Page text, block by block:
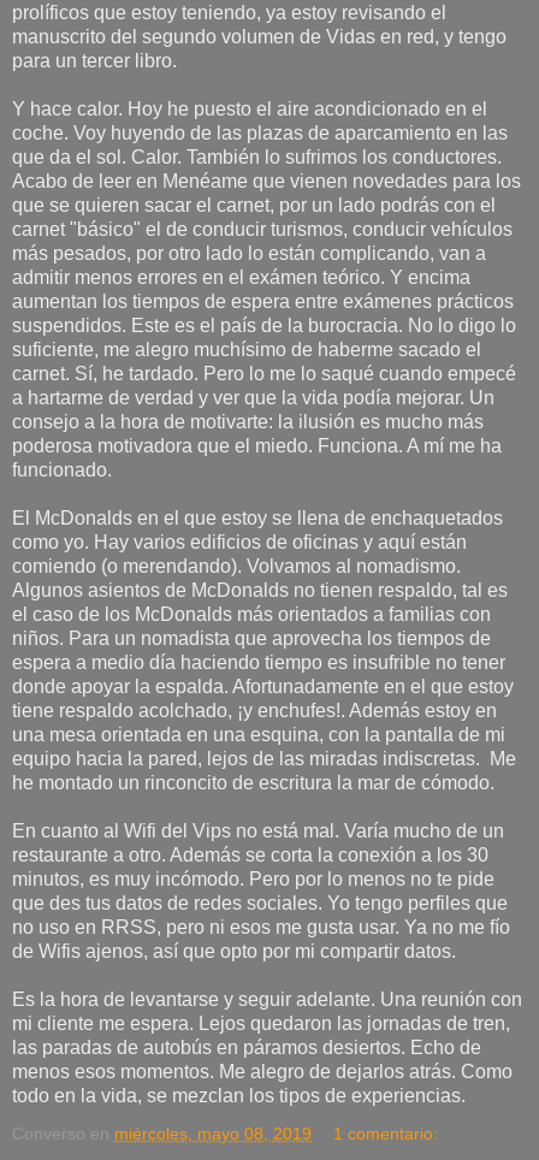
prolíficos que estoy teniendo, ya estoy revisando el
manuscrito del segundo volumen de Vidas en red, y tengo
para un tercer libro.
Y hace calor. Hoy he puesto el aire acondicionado en el
coche. Voy huyendo de las plazas de aparcamiento en las
que da el sol. Calor. También lo sufrimos los conductores.
Acabo de leer en Menéame que vienen novedades para los
que se quieren sacar el carnet, por un lado podrás con el
carnet "básico" el de conducir turismos, conducir vehículos
más pesados, por otro lado lo están complicando, van a
admitir menos errores en el exámen teórico. Y encima
aumentan los tiempos de espera entre exámenes prácticos
suspendidos. Este es el país de la burocracia. No lo digo lo
suficiente, me alegro muchísimo de haberme sacado el
carnet. Sí, he tardado. Pero lo me lo saqué cuando empecé
a hartarme de verdad y ver que la vida podía mejorar. Un
consejo a la hora de motivarte: la ilusión es mucho más
poderosa motivadora que el miedo. Funciona. A mí me ha
funcionado.
El McDonalds en el que estoy se llena de enchaquetados
como yo. Hay varios edificios de oficinas y aquí están
comiendo (o merendando). Volvamos al nomadismo.
Algunos asientos de McDonalds no tienen respaldo, tal es
el caso de los McDonalds más orientados a familias con
niños. Para un nomadista que aprovecha los tiempos de
espera a medio día haciendo tiempo es insufrible no tener
donde apoyar la espalda. Afortunadamente en el que estoy
tiene respaldo acolchado, ¡y enchufes!. Además estoy en
una mesa orientada en una esquina, con la pantalla de mi
equipo hacia la pared, lejos de las miradas indiscretas. Me
he montado un rinconcito de escritura la mar de cómodo.
En cuanto al Wifi del Vips no está mal. Varía mucho de un
restaurante a otro. Además se corta la conexión a los 30
minutos, es muy incómodo. Pero por lo menos no te pide
que des tus datos de redes sociales. Yo tengo perfiles que
no uso en RRSS, pero ni esos me gusta usar. Ya no me fío
de Wifis ajenos, así que opto por mi compartir datos.
Es la hora de levantarse y seguir adelante. Una reunión con
mi cliente me espera. Lejos quedaron las jornadas de tren,
las paradas de autobús en páramos desiertos. Echo de
menos esos momentos. Me alegro de dejarlos atrás. Como
todo en la vida, se mezclan los tipos de experiencias.
Converso en miércoles, mayo 08, 2019 1 comentario: